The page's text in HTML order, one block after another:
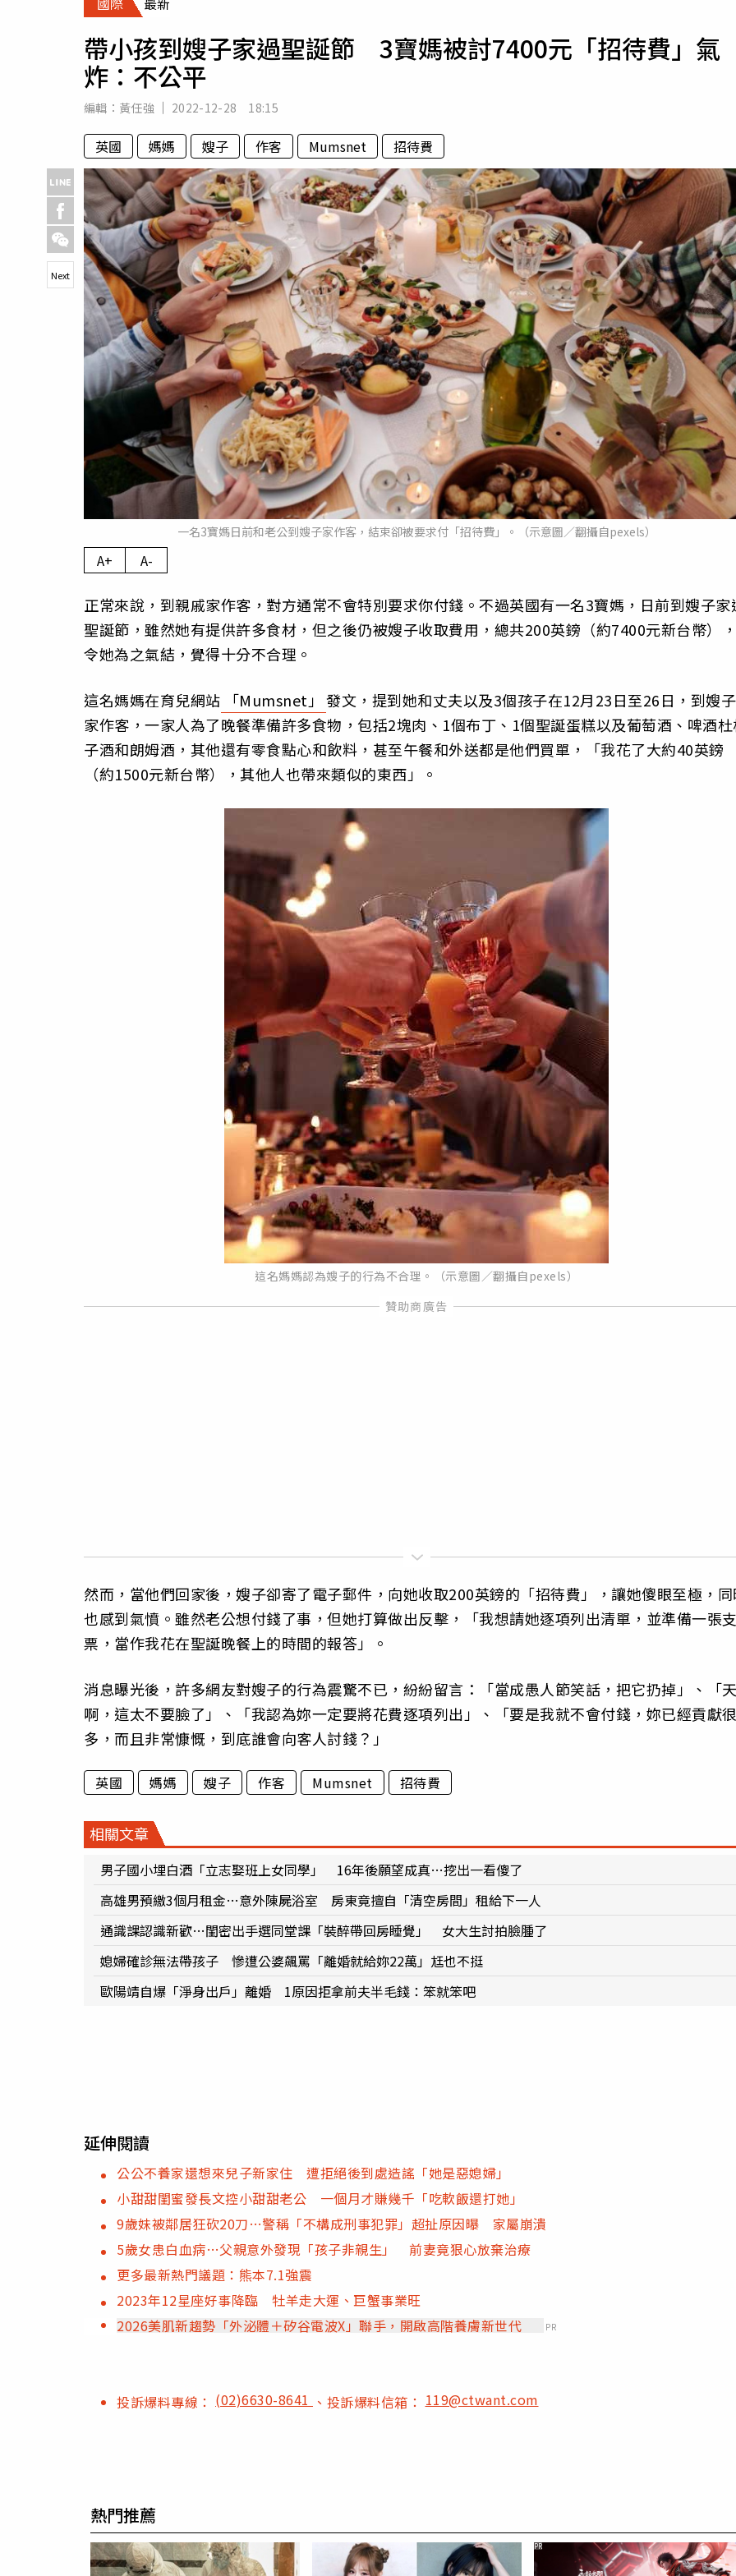
專欄
運勢
帶小孩到嫂子家過聖誕節 3寶媽被討7400元「招待費」氣
炸：不公平
編輯： 黃任強 2022-12-28 18:15
英國 媽媽 嫂子 作客 Mumsnet 招待費
一名3寶媽日前和老公到嫂子家作客，結束卻被要求付「招待費」。（示意圖／翻攝自pexels）
Next
A+ A-
正常來說，到親戚家作客，對方通常不會特別要求你付錢。不過英國有一名3寶媽，日前到嫂子家
聖誕節，雖然她有提供許多食材，但之後仍被嫂子收取費用，總共200英鎊（約7400元新台幣），
令她為之氣結，覺得十分不合理。
這名媽媽在育兒網站 「Mumsnet」 發文，提到她和丈夫以及3個孩子在12月23日至26日，到嫂子
家作客，一家人為了晚餐準備許多食物，包括2塊肉、1個布丁、1個聖誕蛋糕以及葡萄酒、啤酒杜
子酒和朗姆酒，其他還有零食點心和飲料，甚至午餐和外送都是他們買單，「我花了大約40英鎊
（約1500元新台幣），其他人也帶來類似的東西」。
這名媽媽認為嫂子的行為不合理。（示意圖／翻攝自pexels）
然而，當他們回家後，嫂子卻寄了電子郵件，向她收取200英鎊的「招待費」，讓她傻眼至極，
也感到氣憤。雖然老公想付錢了事，但她打算做出反擊，「我想請她逐項列出清單，並準備一張支
票，當作我花在聖誕晚餐上的時間的報答」。
消息曝光後，許多網友對嫂子的行為震驚不已，紛紛留言：「當成愚人節笑話，把它扔掉」、「天
啊，這太不要臉了」、「我認為妳一定要將花費逐項列出」、「要是我就不會付錢，妳已經貢獻很
多，而且非常慷慨，到底誰會向客人討錢？」
英國 媽媽 嫂子 作客 Mumsnet 招待費
相關文章
男子國小埋白酒「立志娶班上女同學」 16年後願望成真…挖出一看傻了
高雄男預繳3個月租金…意外陳屍浴室 房東竟擅自「清空房間」租給下一人
通識課認識新歡…閨密出手選同堂課「裝醉帶回房睡覺」 女大生討拍臉腫了
媳婦確診無法帶孩子 慘遭公婆飆罵「離婚就給妳22萬」尪也不挺
歐陽靖自爆「淨身出戶」離婚 1原因拒拿前夫半毛錢：笨就笨吧
延伸閱讀
公公不養家還想來兒子新家住 遭拒絕後到處造謠「她是惡媳婦」
小甜甜閨蜜發長文控小甜甜老公 一個月才賺幾千「吃軟飯還打她」
9歲妹被鄰居狂砍20刀…警稱「不構成刑事犯罪」超扯原因曝 家屬崩潰
5歲女患白血病…父親意外發現「孩子非親生」 前妻竟狠心放棄治療
更多最新熱門議題：熊本7.1強震
2023年12星座好事降臨 牡羊走大運、巨蟹事業旺
2026美肌新趨勢「外泌體＋矽谷電波X」聯手，開啟高階養膚新世代
PR
投訴爆料專線： (02)6630-8641 、投訴爆料信箱：119@ctwant.com
熱門推薦
PR